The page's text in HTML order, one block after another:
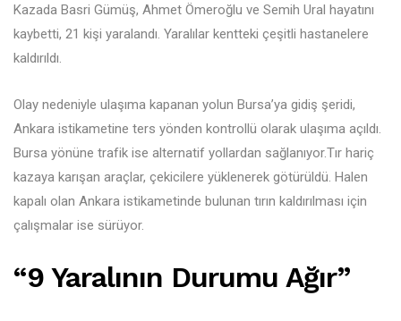
Kazada Basri Gümüş, Ahmet Ömeroğlu ve Semih Ural hayatını
kaybetti, 21 kişi yaralandı. Yaralılar kentteki çeşitli hastanelere
kaldırıldı.
Olay nedeniyle ulaşıma kapanan yolun Bursa’ya gidiş şeridi,
Ankara istikametine ters yönden kontrollü olarak ulaşıma açıldı.
Bursa yönüne trafik ise alternatif yollardan sağlanıyor.Tır hariç
kazaya karışan araçlar, çekicilere yüklenerek götürüldü. Halen
kapalı olan Ankara istikametinde bulunan tırın kaldırılması için
çalışmalar ise sürüyor.
“9 Yaralının Durumu Ağır”